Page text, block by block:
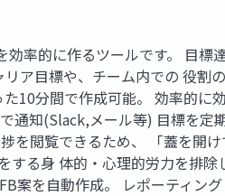
率的に作るツールです。 目
ア目標や、チーム内での 役割
10分間で作成可能。 効率的に
通知(Slack,メール等) 目標を
を閲覧できるため、 「蓋を開
る身 体的・心理的労力を排
案を自動作成。 レポーティン